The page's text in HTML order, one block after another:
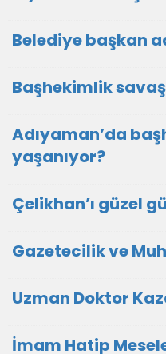
Belediye başkan
Başhekimlik
Adıyaman’da
yaşanıyor?
Çelikhan’ı güzel
Gazetecilik ve
Uzman Doktor
İmam Hatip